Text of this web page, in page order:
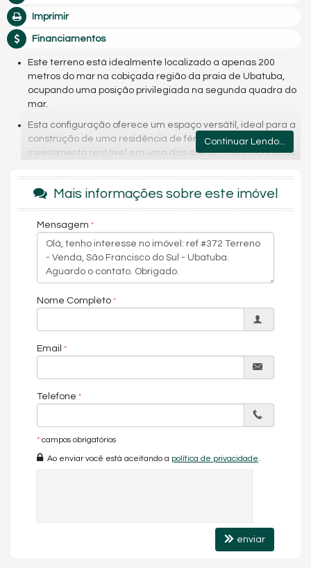
Imprimir
Financiamentos
Este terreno está idealmente localizado a apenas 200
metros do mar na cobiçada região da praia de Ubatuba,
ocupando uma posição privilegiada na segunda quadra do
mar.
Esta configuração oferece um espaço versátil, ideal para a
construção de uma residência de férias dos sonhos ou um
investimento rentável em uma das áreas mais procuradas
A proximidade com o mar garante acesso fácil às praias
deslumbrantes de Ubatuba, além de estar em uma
área 7.00 metros por 22,50= 157,50 m²
Endereço:
Ubatuba
Continuar Lendo...
Mais informações sobre este imóvel
Mensagem
Nome Completo
Email
Telefone
* campos obrigatórios
Ao enviar você está aceitando a política de privacidade
enviar